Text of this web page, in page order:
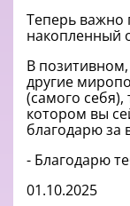
Теперь важно
накопленный
В
другие
(самого себя),
котором вы
благодарю за
- Благодарю
01.10.2025